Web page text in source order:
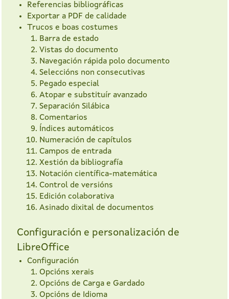
Referencias bibliográficas
Exportar a PDF de calidade
Trucos e boas costumes
Barra de estado
Vistas do documento
Navegación rápida polo documento
Seleccións non consecutivas
Pegado especial
Atopar e substituír avanzado
Separación Silábica
Comentarios
Índices automáticos
Numeración de capítulos
Campos de entrada
Xestión da bibliografía
Notación científica-matemática
Control de versións
Edición colaborativa
Asinado dixital de documentos
Configuración e personalización de
LibreOffice
Configuración
Opcións xerais
Opcións de Carga e Gardado
Opcións de Idioma